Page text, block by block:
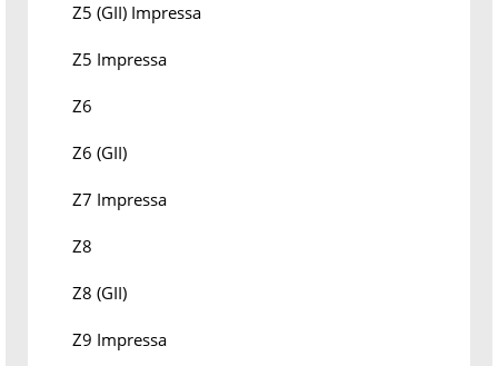
Z5 (GII) Impressa
Z5 Impressa
Z6
Z6 (GII)
Z7 Impressa
Z8
Z8 (GII)
Z9 Impressa